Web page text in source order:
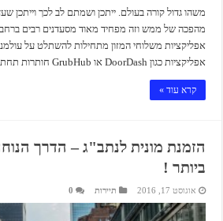
משהו גדול קורה בעולם. ייתכן ושמתם לב לכך וייתכן
מהפכה של ממש וזה מפחיד מאוד מסעדנים רבים
אפליקציות משלוחי המזון מתחילות להשתלט על
אפליקציות כגון DoorDash או GrubHub חותרות תחת הסדר הקיים ויש מי ...
קרא עוד »
הזמנת מונית לנתב"ג – הדרך
ביותר !
אוגוסט 17, 2016 תיירות 0